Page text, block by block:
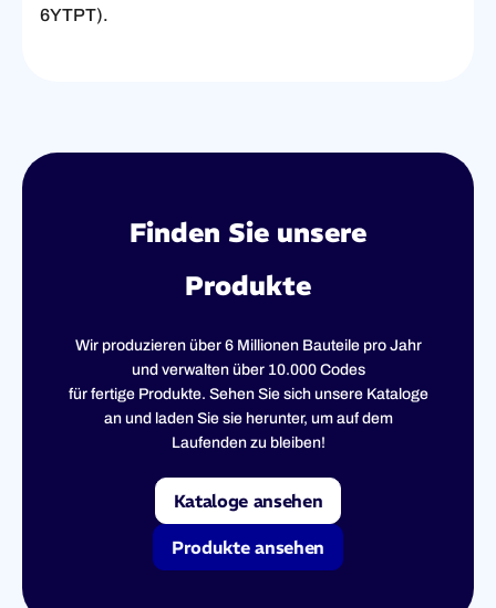
6YTPT).
Finden Sie unsere
Produkte
Wir produzieren über 6 Millionen Bauteile pro Jahr
und verwalten über 10.000 Codes
für fertige Produkte. Sehen Sie sich unsere Kataloge
an und laden Sie sie herunter, um auf dem
Laufenden zu bleiben!
Kataloge ansehen
Produkte ansehen